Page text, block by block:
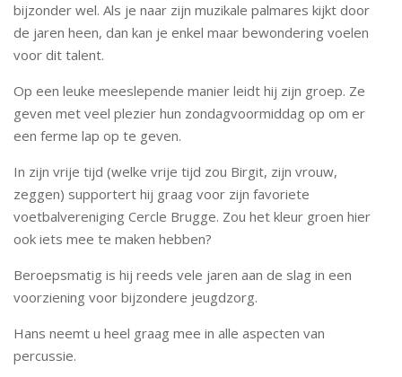
bijzonder wel. Als je naar zijn muzikale palmares kijkt door
de jaren heen, dan kan je enkel maar bewondering voelen
voor dit talent.
Op een leuke meeslepende manier leidt hij zijn groep. Ze
geven met veel plezier hun zondagvoormiddag op om er
een ferme lap op te geven.
In zijn vrije tijd (welke vrije tijd zou Birgit, zijn vrouw,
zeggen) supportert hij graag voor zijn favoriete
voetbalvereniging Cercle Brugge. Zou het kleur groen hier
ook iets mee te maken hebben?
Beroepsmatig is hij reeds vele jaren aan de slag in een
voorziening voor bijzondere jeugdzorg.
Hans neemt u heel graag mee in alle aspecten van
percussie.